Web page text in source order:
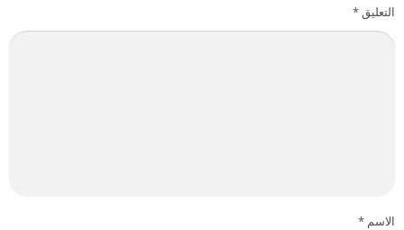
التعليق *
الاسم *